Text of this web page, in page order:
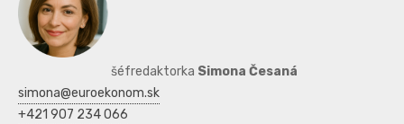
šéfredaktorka Simona Česaná
simona@euroekonom.sk
+421 907 234 066